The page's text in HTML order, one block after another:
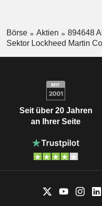
Börse Aktien
894648
Sektor Lockheed Martin
Seit über 20 Jahren
an Ihrer Seite